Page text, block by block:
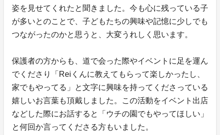
姿を見せてくれたと聞きました。今も心に残っている子
が多いとのことで、子どもたちの興味や記憶に少しでも
つながったのかと思うと、大変うれしく思います。
保護者の方からも、道で会った際やイベントに足を運ん
でくださり「Reiくんに教えてもらって楽しかったし、
家でもやってる」と文字に興味を持ってくださっている
嬉しいお言葉も頂戴しました。この活動をイベント出店
などした際にお話すると「ウチの園でもやってほしい」
と何回か言ってくださる方もいました。